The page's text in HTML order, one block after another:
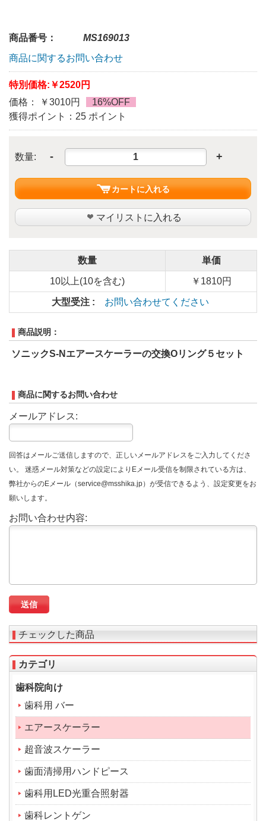
商品番号：
MS169013
商品に関するお問い合わせ
特別価格: ￥2520円
価格： ￥3010円
16%OFF
獲得ポイント：25 ポイント
数量: - +
カートに入れる
マイリストに入れる
数量 単価
10以上(10を含む) ￥1810円
大型受注 : お問い合わせてください
商品説明：
ソニックS-Nエアースケーラーの交換Oリング５セット
商品に関するお問い合わせ
メールアドレス:
回答はメールご送信しますので、正しいメールアドレスをご入力してくださ
い。 迷惑メール対策などの設定によりEメール受信を制限されている方は、
弊社からのEメール（service@msshika.jp）が受信できるよう、設定変更をお
願いします。
お問い合わせ内容:
チェックした商品
カテゴリ
歯科院向け
歯科用 バー
エアースケーラー
超音波スケーラー
歯面清掃用ハンドピース
歯科用LED光重合照射器
歯科レントゲン